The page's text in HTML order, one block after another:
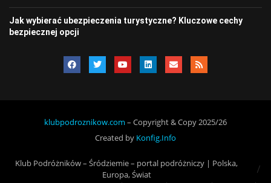
Jak wybierać ubezpieczenia turystyczne? Kluczowe cechy
bezpiecznej opcji
klubpodroznikow.com – Copyright & Copy 2025/26
Created by Konfig.Info
Klub Podróżników – Śródziemie – portal podróżniczy | Polska,
Europa, Świat